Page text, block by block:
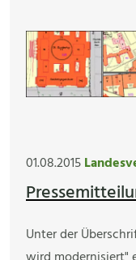
01.08.2015
Unter der